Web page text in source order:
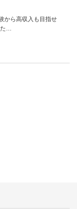
から高収入も目指せ
…